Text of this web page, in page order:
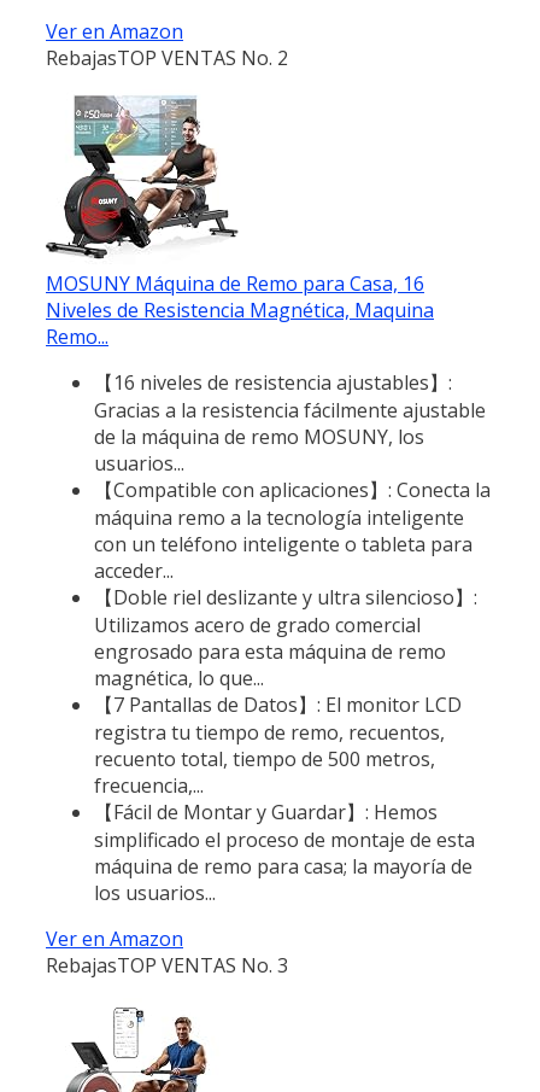
Ver en Amazon
RebajasTOP VENTAS No. 2
MOSUNY Máquina de Remo para Casa, 16
Niveles de Resistencia Magnética, Maquina
Remo...
【16 niveles de resistencia ajustables】:
Gracias a la resistencia fácilmente ajustable
de la máquina de remo MOSUNY, los
usuarios...
【Compatible con aplicaciones】: Conecta la
máquina remo a la tecnología inteligente
con un teléfono inteligente o tableta para
acceder...
【Doble riel deslizante y ultra silencioso】:
Utilizamos acero de grado comercial
engrosado para esta máquina de remo
magnética, lo que...
【7 Pantallas de Datos】: El monitor LCD
registra tu tiempo de remo, recuentos,
recuento total, tiempo de 500 metros,
frecuencia,...
【Fácil de Montar y Guardar】: Hemos
simplificado el proceso de montaje de esta
máquina de remo para casa; la mayoría de
los usuarios...
Ver en Amazon
RebajasTOP VENTAS No. 3